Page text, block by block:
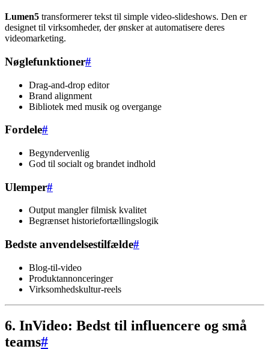
Lumen5 transformerer tekst til simple video-slideshows. Den er
designet til virksomheder, der ønsker at automatisere deres
videomarketing.
Nøglefunktioner#
Drag-and-drop editor
Brand alignment
Bibliotek med musik og overgange
Fordele#
Begyndervenlig
God til socialt og brandet indhold
Ulemper#
Output mangler filmisk kvalitet
Begrænset historiefortællingslogik
Bedste anvendelsestilfælde#
Blog-til-video
Produktannonceringer
Virksomhedskultur-reels
6. InVideo: Bedst til influencere og små
teams#